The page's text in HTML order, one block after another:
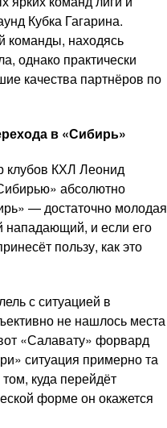
Кубка Гагарина.
команды, находясь
однако практически
качества партнёров по
в «Сибирь»
КХЛ Леонид
абсолютно
— достаточно молодая
и если его
пользу, как это
с ситуацией в
не нашлось места
«Салавату» форвард
ситуация примерно та
куда перейдёт
форме он окажется